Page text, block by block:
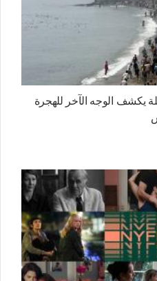
يكشف الوجه الآخر للهجرة